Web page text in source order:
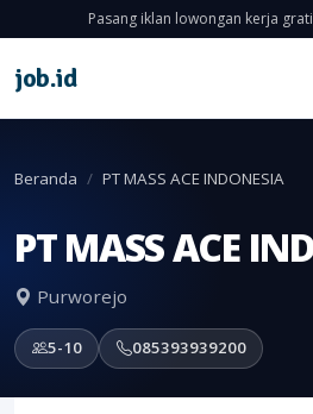
Pasang iklan lowongan kerja
job.id
Beranda PT MASS ACE INDONESIA
PT MASS ACE
Purworejo
5-10 085393939200